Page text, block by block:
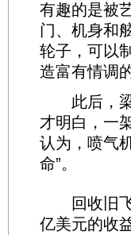
有趣的是被
门、机身和
轮子，可以
造富有情调
此后，梁
才明白，一
认为，喷气
命”。
回收旧飞
亿美元的收